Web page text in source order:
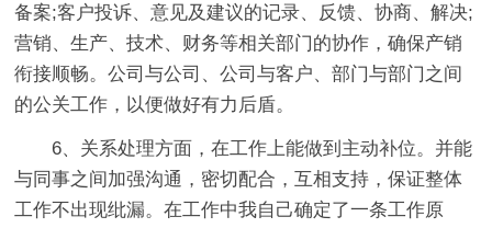
备案;客户投诉、意见及建议的记录、反馈、协商、解决;
营销、生产、技术、财务等相关部门的协作，确保产销
衔接顺畅。公司与公司、公司与客户、部门与部门之间
的公关工作，以便做好有力后盾。
6、关系处理方面，在工作上能做到主动补位。并能
与同事之间加强沟通，密切配合，互相支持，保证整体
工作不出现纰漏。在工作中我自己确定了一条工作原